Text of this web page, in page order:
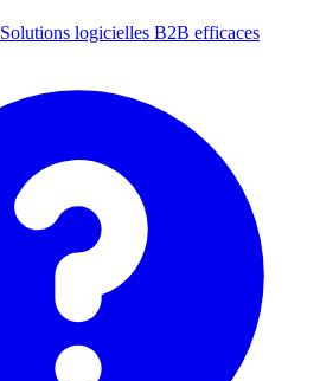
Solutions logicielles B2B efficaces